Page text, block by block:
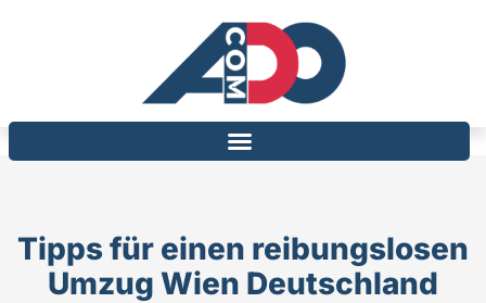
Tipps für einen reibungslosen
Umzug Wien Deutschland